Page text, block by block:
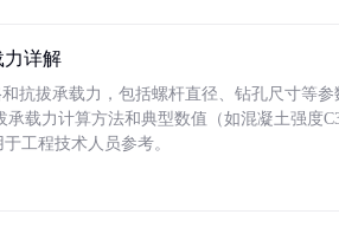
力详解
抗拔承载力，包括螺杆直径、钻孔尺寸等
承载力计算方法和典型数值（如混凝土强度
工程技术人员参考。